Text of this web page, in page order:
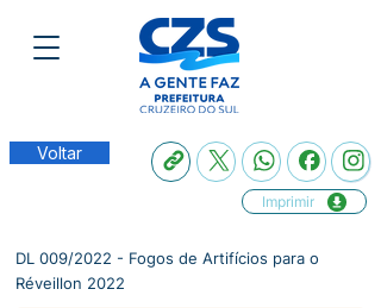
Voltar
Imprimir
DL 009/2022 - Fogos de Artifícios para o
Réveillon 2022